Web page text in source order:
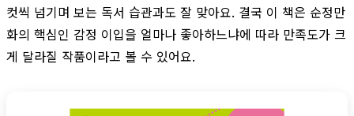
컷씩 넘기며 보는 독서 습관과도 잘 맞아요. 결국 이 책은 순정만
화의 핵심인 감정 이입을 얼마나 좋아하느냐에 따라 만족도가 크
게 달라질 작품이라고 볼 수 있어요.